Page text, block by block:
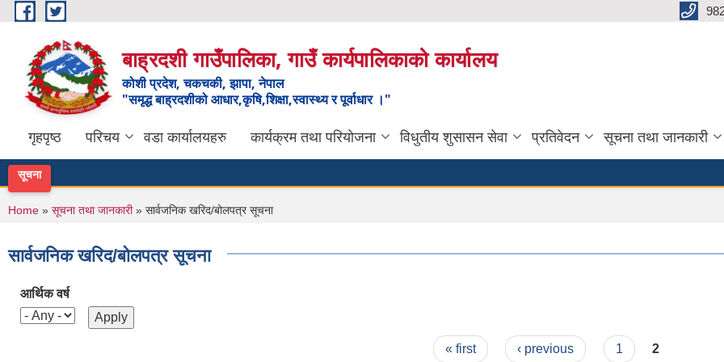
Skip to main content
बाह्रदशी गाउँपालिका, गाउँ कार्यपालिकाको कार्यालय
कोशी प्रदेश, चकचकी, झापा, नेपाल
"समृद्ध बाह्रदशीको आधार,कृषि,शिक्षा,स्वास्थ्य र पूर्वाधार ।"
गृहपृष्ठ परिचय वडा कार्यालयहरु कार्यक्रम तथा परियोजना विधुतीय शुसासन सेवा प्रतिवेदन सूचना तथा जानकारी
सूचना
You are here
Home » सूचना तथा जानकारी» सार्वजनिक खरिद/बोलपत्र सूचना
सार्वजनिक खरिद/बोलपत्र सूचना
आर्थिक वर्ष
« first ‹ previous 1 2